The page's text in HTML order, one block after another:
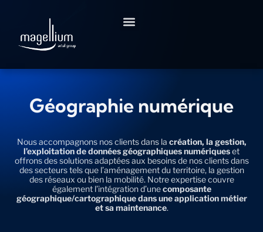
Géographie numérique
Nous accompagnons nos clients dans la création, la gestion,
l’exploitation de données géographiques numériqueset
offrons des solutions adaptées aux besoins de nos clients dans
des secteurs tels que l’aménagement du territoire, la gestion
des réseaux ou bien la mobilité. Notre expertise couvre
également l’intégration d’unecomposante
géographique/cartographique dans une application métier
et sa maintenance.